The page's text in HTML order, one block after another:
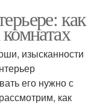
как
изысканности
его нужно с
как